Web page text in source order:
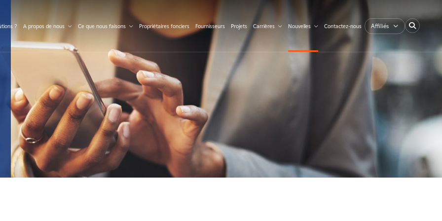
? A propos de nous Ce que nous faisons Propriétaires fonciers Fournisseurs Projets Carrières Nouvelles Contactez-nous Affiliés